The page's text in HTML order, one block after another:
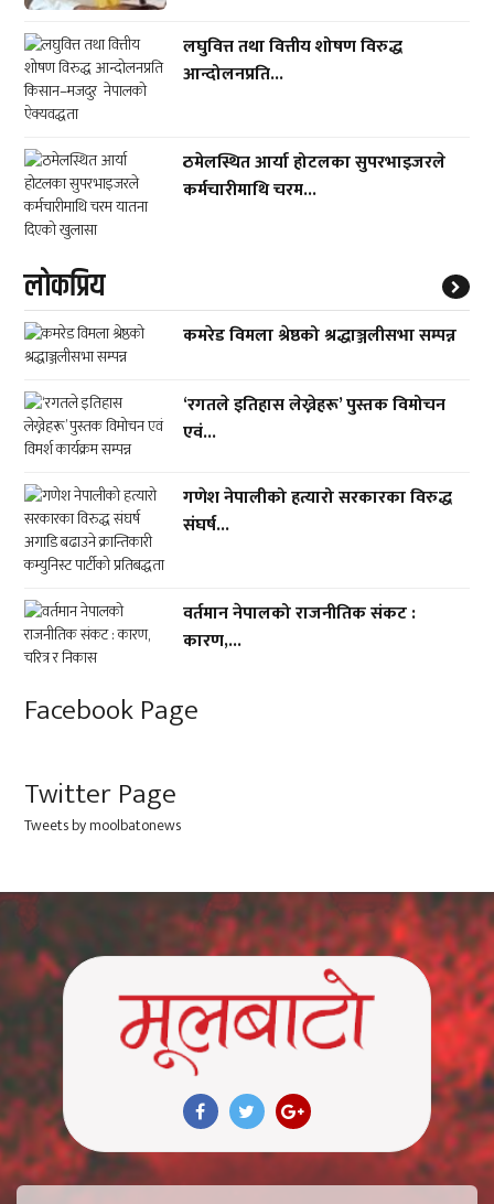
लघुवित्त तथा वित्तीय शोषण विरुद्ध
आन्दोलनप्रति...
ठमेलस्थित आर्या होटलका सुपरभाइजरले
कर्मचारीमाथि चरम...
लाेकप्रिय
कमरेड विमला श्रेष्ठको श्रद्धाञ्जलीसभा सम्पन्न
‘रगतले इतिहास लेख्नेहरू’ पुस्तक विमोचन
एवं...
गणेश नेपालीको हत्यारो सरकारका विरुद्ध
संघर्ष...
वर्तमान नेपालको राजनीतिक संकट :
कारण,...
Facebook Page
Twitter Page
Tweets by moolbatonews